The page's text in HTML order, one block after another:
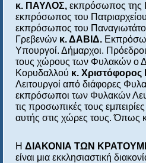
κ. ΠΑΥΛΟΣ, εκπρόσωπος της
εκπρόσωπος του
εκπρόσωπος του
Γρεβενών κ. ΔΑΒΙΔ.
Υπουργοί. Δήμαρχοι.
τους χώρους των Φυλακών ο
Κορυδαλλού κ. Χριστόφορος
Λειτουργοί από διάφορες
εκπρόσωποι των Φυλακών
τις προσωπικές τους
αυτής στις χώρες τους. Όπως
Η ΔΙΑΚΟΝΙΑ ΤΩΝ
είναι μια εκκλησιαστική